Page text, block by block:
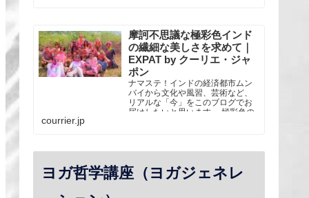
摩訶不思議な極彩色インド
の繊細な美しさを求めて｜
EXPAT by クーリエ・ジャ
ポン
ナマステ！インドの経済都市ムン
バイから文化や風習、芸術など、
リアルな「今」をこのブログでお
届けしたいと思います。 極彩色の
courrier.jp
ヨガ哲学講座（ヨガジェネレ